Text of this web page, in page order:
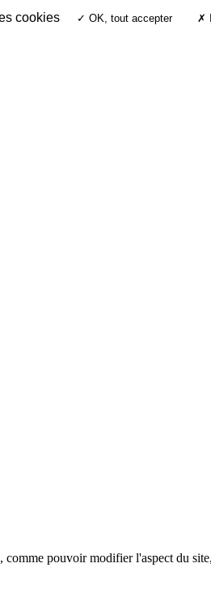
pouvoir modifier l'aspect du
cookies ✓ OK, tout accepter ✗